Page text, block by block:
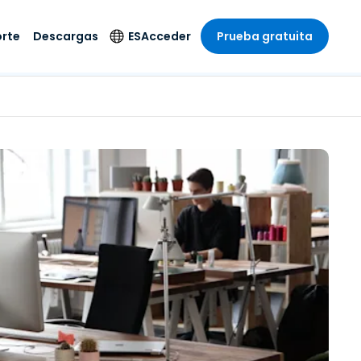
con
de
Antivirus
Detección y
respuesta de puntos
finales
Acceso y control de
Wi-Fi de Foxpass
Espacio de trabajo
seguro Zero Trust
Shield (Antiestafa)
menor
sector público
y Diseño
y contabilidad
menor
los sectores
Descargas ES
Español
Français
Italiano
Nederlands
Português
简体中文
繁體中文
Acceder Prueba gratuita